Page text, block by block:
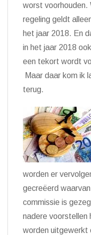
worst voorhouden.
regeling geldt
het jaar 2018. En
in het jaar 2018
een tekort wordt
Maar daar kom ik
terug.
worden er
gecreëerd
commissie is
nadere voorstellen
worden uitgewerkt